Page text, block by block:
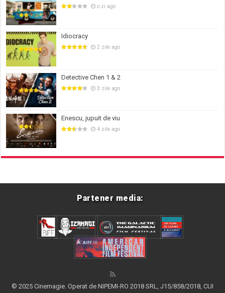
o zi ago
Idiocracy
2 zile ago
Detective Chen 1 & 2
3 zile ago
Enescu, jupuit de viu
4 zile ago
Partener media:
© 2025 Cinemagie. Operat de NIPEMI-RO 2018 SRL, J15/858/2018, CUI